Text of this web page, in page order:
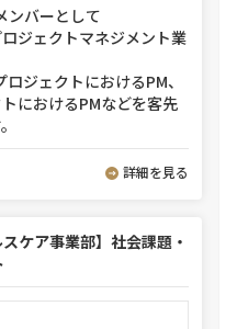
ンバーとして
ジェクトマネジメント業
ジェクトにおけるPM、
におけるPMなどを客先
詳細を見る
ケア事業部】社会課題・